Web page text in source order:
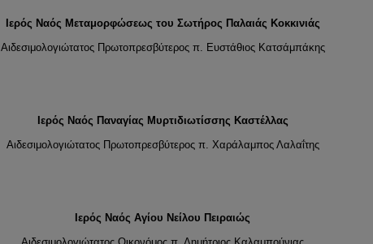
Ιερός Ναός Μεταμορφώσεως του Σωτήρος Παλαιάς Κοκκινιάς
Αιδεσιμολογιώτατος Πρωτοπρεσβύτερος π. Ευστάθιος Κατσάμπάκης
Ιερός Ναός Παναγίας Μυρτιδιωτίσσης Καστέλλας
Αιδεσιμολογιώτατος Πρωτοπρεσβύτερος π. Χαράλαμπος Λαλαΐτης
Ιερός Ναός Αγίου Νείλου Πειραιώς